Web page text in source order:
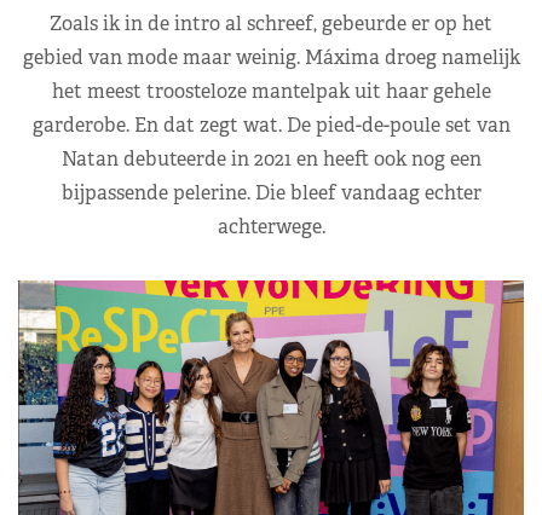
Zoals ik in de intro al schreef, gebeurde er op het
gebied van mode maar weinig. Máxima droeg namelijk
het meest troosteloze mantelpak uit haar gehele
garderobe. En dat zegt wat. De pied-de-poule set van
Natan debuteerde in 2021 en heeft ook nog een
bijpassende pelerine. Die bleef vandaag echter
achterwege.